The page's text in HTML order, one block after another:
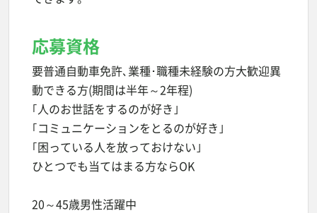
応募資格
要普通自動車免許､業種･職種未経験の方大歓迎異
動できる方(期間は半年～2年程)
｢人のお世話をするのが好き｣
｢コミュニケーションをとるのが好き｣
｢困っている人を放っておけない｣
ひとつでも当てはまる方ならOK
20～45歳男性活躍中